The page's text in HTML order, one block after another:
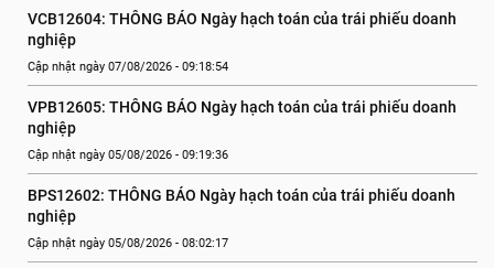
VCB12604: THÔNG BÁO Ngày hạch toán của trái phiếu doanh
nghiệp
Cập nhật ngày 07/08/2026 - 09:18:54
VPB12605: THÔNG BÁO Ngày hạch toán của trái phiếu doanh
nghiệp
Cập nhật ngày 05/08/2026 - 09:19:36
BPS12602: THÔNG BÁO Ngày hạch toán của trái phiếu doanh
nghiệp
Cập nhật ngày 05/08/2026 - 08:02:17